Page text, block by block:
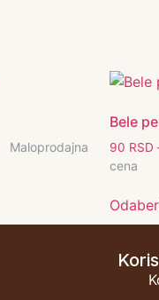
Maloprodajna
Bele
90 RSD
cena